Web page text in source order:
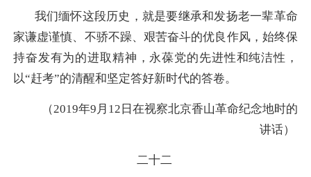
我们缅怀这段历史，就是要继承和发扬老一辈革命
家谦虚谨慎、不骄不躁、艰苦奋斗的优良作风，始终保
持奋发有为的进取精神，永葆党的先进性和纯洁性，
以“赶考”的清醒和坚定答好新时代的答卷。
（2019年9月12日在视察北京香山革命纪念地时的
讲话）
二十二